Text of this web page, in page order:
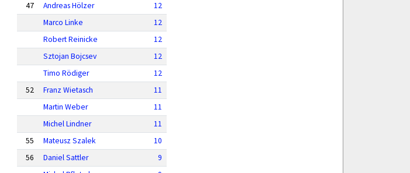
47
Andreas Hölzer
12
Marco Linke
12
Robert Reinicke
12
Sztojan Bojcsev
12
Timo Rödiger
12
52
Franz Wietasch
11
Martin Weber
11
Michel Lindner
11
55
Mateusz Szalek
10
56
Daniel Sattler
9